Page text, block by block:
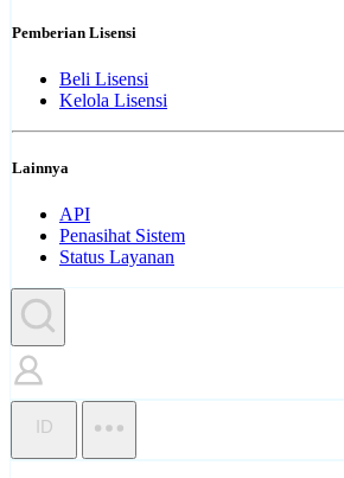
Pemberian Lisensi
Beli Lisensi
Kelola Lisensi
Lainnya
API
Penasihat Sistem
Status Layanan
ID